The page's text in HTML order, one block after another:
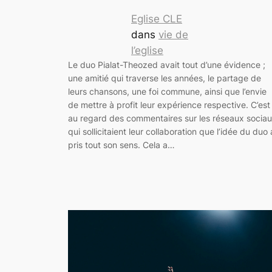
Eglise CLE
dans vie de
l’eglise
Le duo Pialat-Theozed avait tout d’une évidence ;
une amitié qui traverse les années, le partage de
leurs chansons, une foi commune, ainsi que l’envie
de mettre à profit leur expérience respective. C’est
au regard des commentaires sur les réseaux
qui sollicitaient leur collaboration que l’idée du duo
pris tout son sens. Cela a…